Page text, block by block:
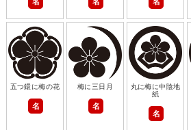
五つ鐶に梅の花
名
梅に三日月
名
丸に梅に中陰地
紙
名